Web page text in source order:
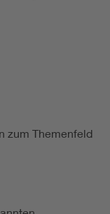
zum Themenfeld